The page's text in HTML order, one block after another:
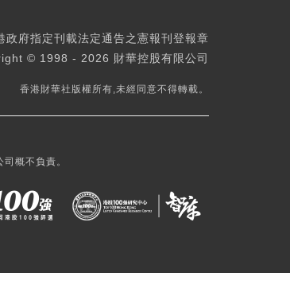
政府指定刊載法定通告之憲報刊登報章
© 1998 - 2026 財華控股有限公司
香港財華社版權所有,未經同意不得轉載。
概不負責。